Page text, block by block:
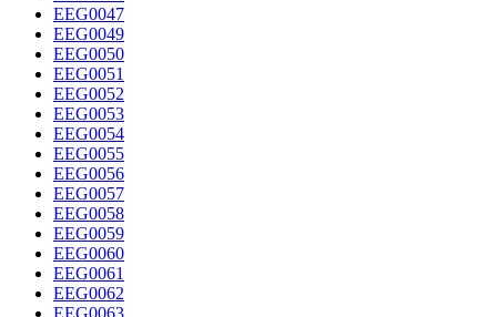
EEG0047
EEG0049
EEG0050
EEG0051
EEG0052
EEG0053
EEG0054
EEG0055
EEG0056
EEG0057
EEG0058
EEG0059
EEG0060
EEG0061
EEG0062